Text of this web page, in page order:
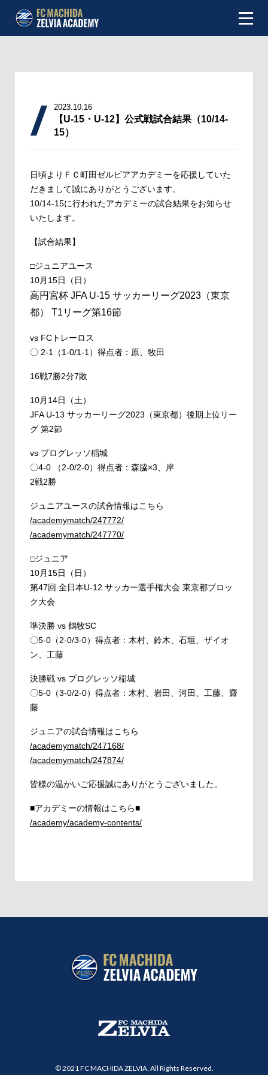
INFOMATION
TEAM
MATCH
SCHEDULE
TOP TEAM
2023.10.16
【U-15・U-12】公式戦試合結果（10/14-
15）
日頃よりＦＣ町田ゼルビアアカデミーを応援していた
だきまして誠にありがとうございます。
10/14-15に行われたアカデミーの試合結果をお知らせ
いたします。
【試合結果】
□ジュニアユース
10月15日（日）
高円宮杯 JFA U-15 サッカーリーグ2023（東京
都） T1リーグ第16節
vs FCトレーロス
〇 2-1（1-0/1-1）得点者：原、牧田
16戦7勝2分7敗
10月14日（土）
JFA U-13 サッカーリーグ2023（東京都）後期上位リー
グ 第2節
vs プログレッソ稲城
〇4-0 （2-0/2-0）得点者：森脇×3、岸
2戦2勝
ジュニアユースの試合情報はこちら
/academymatch/247772/
/academymatch/247770/
□ジュニア
10月15日（日）
第47回 全日本U-12 サッカー選手権大会 東京都ブロッ
ク大会
準決勝 vs 鶴牧SC
〇5-0（2-0/3-0）得点者：木村、鈴木、石垣、ザイオ
ン、工藤
決勝戦 vs プログレッソ稲城
〇5-0（3-0/2-0）得点者：木村、岩田、河田、工藤、齋
藤
ジュニアの試合情報はこちら
/academymatch/247168/
/academymatch/247874/
皆様の温かいご応援誠にありがとうございました。
■アカデミーの情報はこちら■
/academy/academy-contents/
© 2021 FC MACHIDA ZELVIA. All Rights Reserved.